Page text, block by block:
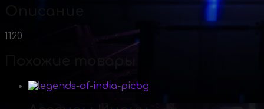
1120